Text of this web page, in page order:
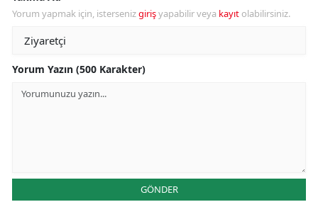
Yorum yapmak için, istersenizgirişyapabilir veya kayıt olabilirsiniz.
Yorum Yazın (500 Karakter)
GÖNDER